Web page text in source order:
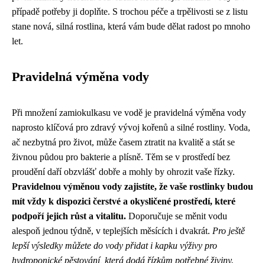
případě potřeby ji doplňte. S trochou péče a trpělivosti se z listu
stane nová, silná rostlina, která vám bude dělat radost po mnoho
let.
Pravidelná výměna vody
Při množení zamiokulkasu ve vodě je pravidelná výměna vody
naprosto klíčová pro zdravý vývoj kořenů a silné rostliny. Voda,
ač nezbytná pro život, může časem ztratit na kvalitě a stát se
živnou půdou pro bakterie a plísně. Těm se v prostředí bez
proudění daří obzvlášť dobře a mohly by ohrozit vaše řízky.
Pravidelnou výměnou vody zajistíte, že vaše rostlinky budou
mít vždy k dispozici čerstvé a okysličené prostředí, které
podpoří jejich růst a vitalitu. Doporučuje se měnit vodu
alespoň jednou týdně, v teplejších měsících i dvakrát. Pro ještě
lepší výsledky můžete do vody přidat i kapku výživy pro
hydroponické pěstování, která dodá řízkům potřebné živiny.